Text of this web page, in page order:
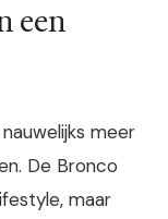
een
meer
De Bronco
maar